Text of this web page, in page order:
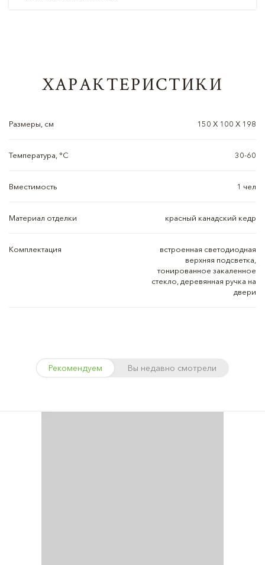
ХАРАКТЕРИСТИКИ
Размеры, см 150 Х 100 Х 198
Температура, °C 30-60
Вместимость 1 чел
Материал отделки красный канадский кедр
Комплектация
встроенная светодиодная
верхняя подсветка,
тонированное закаленное
стекло, деревянная ручка на
двери
Рекомендуем Вы недавно смотрели